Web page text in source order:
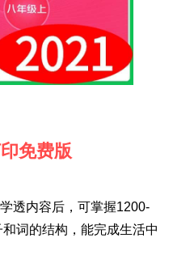
免费版
透内容后，可掌握1200-
词的结构，能完成生活中